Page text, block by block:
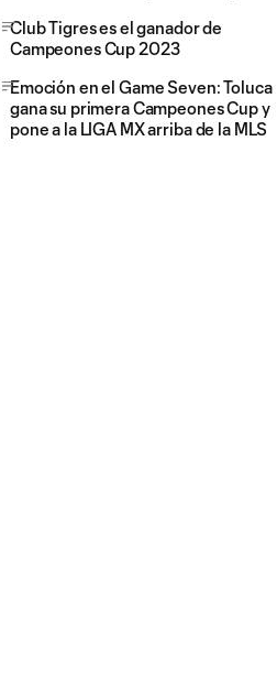
Club Tigres es el ganador de
Campeones Cup 2023
Emoción en el Game Seven: Toluca
gana su primera Campeones Cup y
pone a la LIGA MX arriba de la MLS